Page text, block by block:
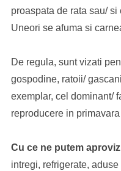
proaspata de rata sau/
Uneori se afuma si
De regula, sunt vizati
gospodine, ratoii/
exemplar, cel dominant/
reproducere in
Cu ce ne putem
intregi, refrigerate,